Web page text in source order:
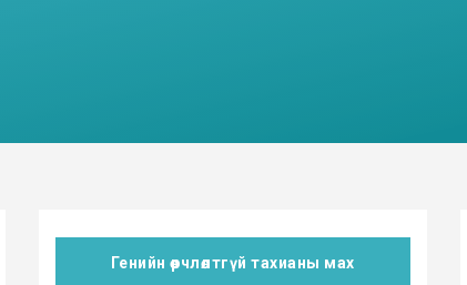
Генийн өөрчлөлтгүй тахианы мах